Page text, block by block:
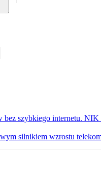
bez szybkiego internetu. NIK
silnikiem wzrostu